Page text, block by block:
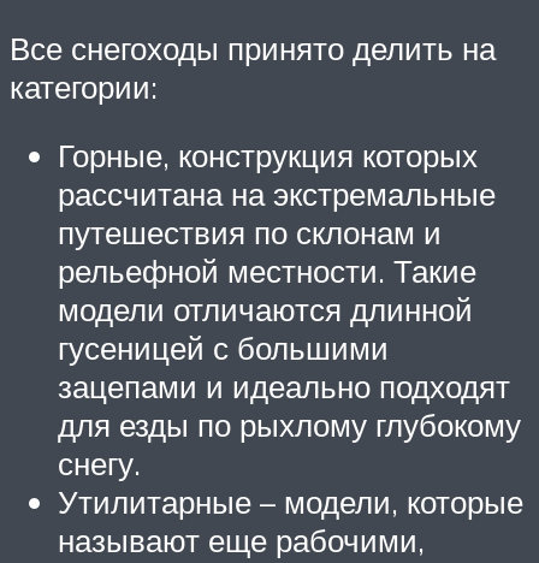
Все снегоходы принято делить на
категории:
Горные, конструкция которых
рассчитана на экстремальные
путешествия по склонам и
рельефной местности. Такие
модели отличаются длинной
гусеницей с большими
зацепами и идеально подходят
для езды по рыхлому глубокому
снегу.
Утилитарные – модели, которые
называют еще рабочими,